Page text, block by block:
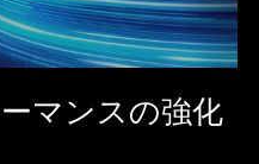
マンスの強化